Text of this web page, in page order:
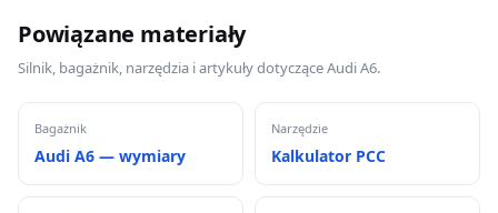
Powiązane materiały
Silnik, bagażnik, narzędzia i artykuły dotyczące Audi A6.
Bagażnik
Audi A6 — wymiary
Narzędzie
Kalkulator PCC